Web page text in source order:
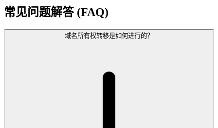
常见问题解答 (FAQ)
域名所有权转移是如何进行的？